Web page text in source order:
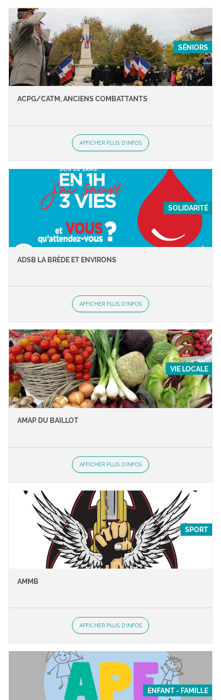
SÉNIORS
ACPG/CATM, ANCIENS COMBATTANTS
AFFICHER PLUS D'INFOS
SOLIDARITÉ
ADSB LA BRÈDE ET ENVIRONS
AFFICHER PLUS D'INFOS
VIE LOCALE
AMAP DU BAILLOT
AFFICHER PLUS D'INFOS
SPORT
AMMB
AFFICHER PLUS D'INFOS
ENFANT - FAMILLE